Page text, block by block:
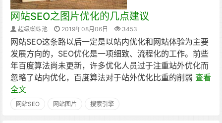
网站SEO之图片优化的几点建议
超级蜘蛛池 2019年08月06日 3453
网站SEO这条路以后一定是以站内优化和网站体验为主要
发展方向的，SEO优化是一项细致、流程化的工作。前些
年百度算法尚未更新，许多优化人员过于注重站外优化而
忽略了站内优化，百度算法对于站外优化比重的削弱 查看
全文
网站SEO 网站图片 搜索引擎